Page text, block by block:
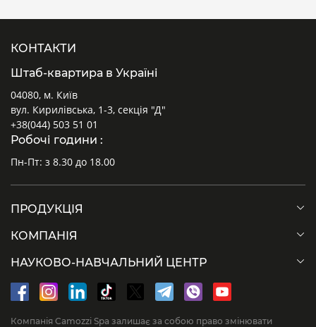
КОНТАКТИ
Штаб-квартира в Україні
04080, м. Київ
вул. Кирилівська, 1-3, секція "Д"
+38(044) 503 51 01
Робочі години :
Пн-Пт: з 8.30 до 18.00
ПРОДУКЦІЯ
КОМПАНІЯ
НАУКОВО-НАВЧАЛЬНИЙ ЦЕНТР
Компанія Camozzi Spa залишає за собою право змінювати